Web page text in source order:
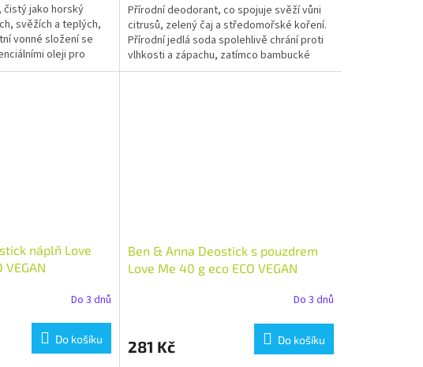
čistý jako horský
svěžích a teplých,
vonné složení se
oleji pro
Přírodní deodorant, co spojuje svěží vůni
citrusů, zelený čaj a středomořské koření.
Přírodní jedlá soda spolehlivě chrání proti
vlhkosti a zápachu, zatímco bambucké
máslo a...
náplň Love
VEGAN
Do 3 dnů
Do košíku
Ben & Anna Deostick s pouzdrem
Love Me 40 g eco ECO VEGAN
Do 3 dnů
281 Kč Do košíku